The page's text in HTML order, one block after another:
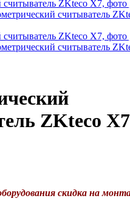
ZKteco X7
скидка на